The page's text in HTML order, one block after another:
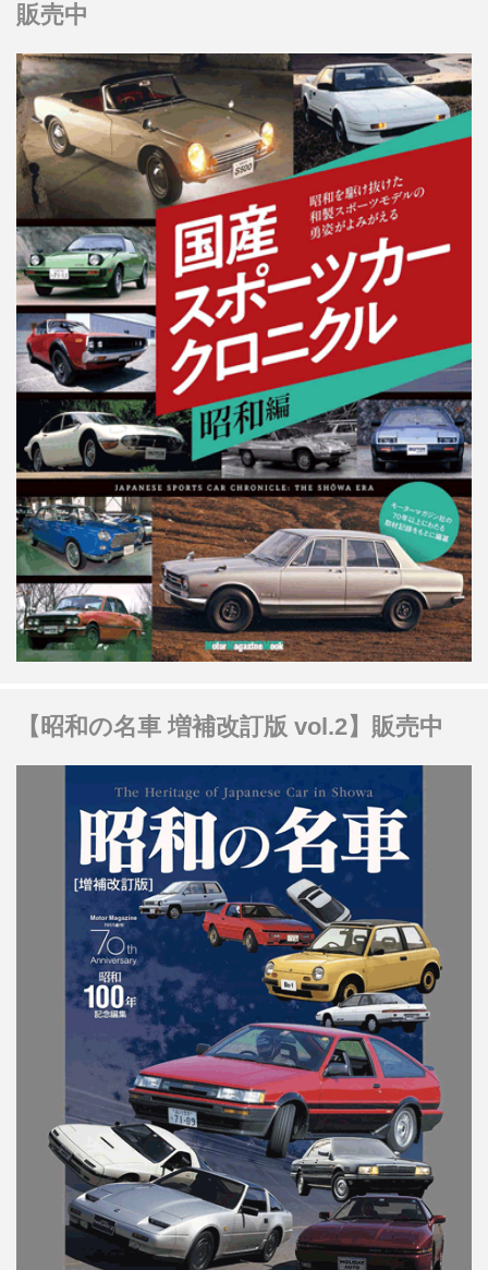
販売中
【昭和の名車 増補改訂版 vol.2】販売中